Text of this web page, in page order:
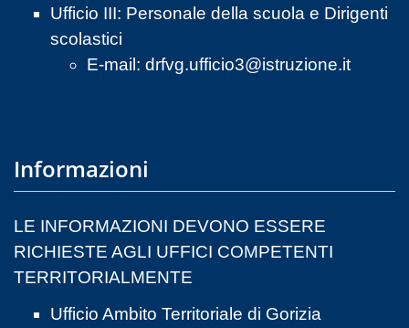
Ufficio III: Personale della scuola e Dirigenti
scolastici
E-mail: drfvg.ufficio3@istruzione.it
Informazioni
LE INFORMAZIONI DEVONO ESSERE
RICHIESTE AGLI UFFICI COMPETENTI
TERRITORIALMENTE
Ufficio Ambito Territoriale di Gorizia